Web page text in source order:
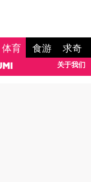
体育 食游 求奇
关于我们